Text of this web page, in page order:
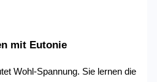
mit Eutonie
Wohl-Spannung. Sie lernen die